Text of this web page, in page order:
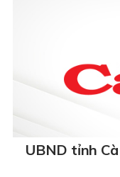
UBND tỉnh